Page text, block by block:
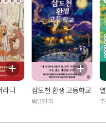
니 삼도천 환생 고등학교
범유진 저 추